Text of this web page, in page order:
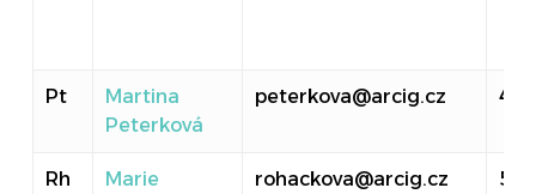
Pt
Martina
Peterková
peterkova@arcig.cz
Rh
Marie
rohackova@arcig.cz 516